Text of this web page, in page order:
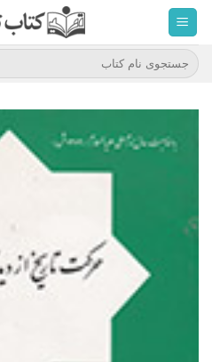
محتوا
برویدجستجو
برای: